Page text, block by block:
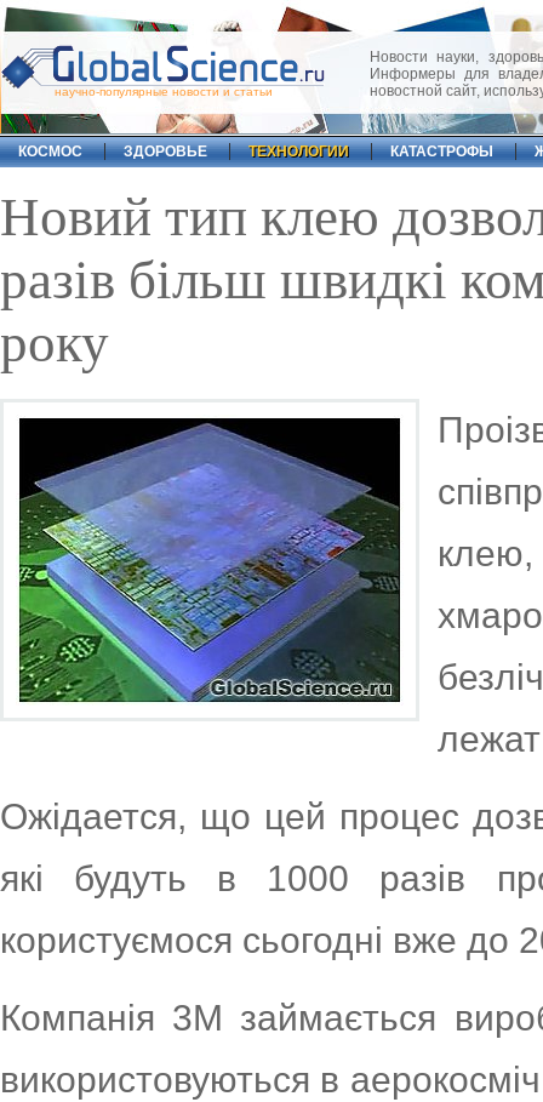
научно-популярные новости и статьи
Новости науки,
Информеры для
новостной сайт,
КОСМОС ЗДОРОВЬЕ ТЕХНОЛОГИИ КАТАСТРОФЫ
Новий тип клею
разів більш швидкі
року
клею,
Ожідается, що цей процес
які будуть в 1000 разів
користуємося сьогодні вже до
Компанія 3M займається
використовуються в